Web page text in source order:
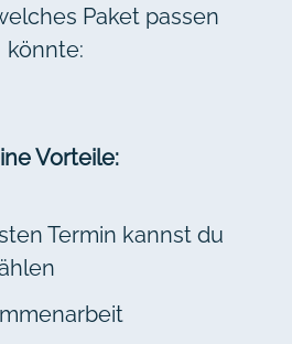
Paket passen
könnte:
Vorteile:
Termin kannst du